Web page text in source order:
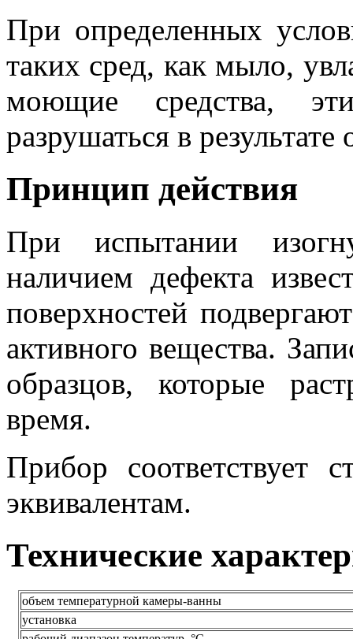
При определенных
таких сред, как мыло,
моющие средства,
разрушаться в
Принцип действия
При испытании
наличием дефекта
поверхностей
активного вещества.
образцов, которые
время.
Прибор соответствует
эквивалентам.
Технические
объем температурной камеры-ванны
установка